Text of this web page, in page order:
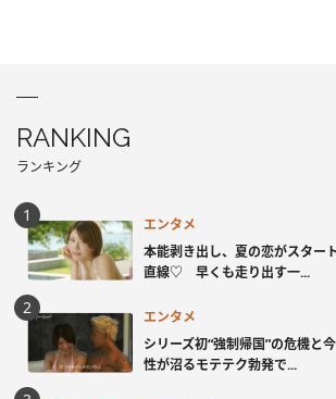
RANKING
ランキング
エンタメ
本能剥き出し、夏の恋がスタ
直線♡ 早くも走り出す一...
エンタメ
シリーズ初“強制帰国”の危機
性が沼るモテテク勃発で...